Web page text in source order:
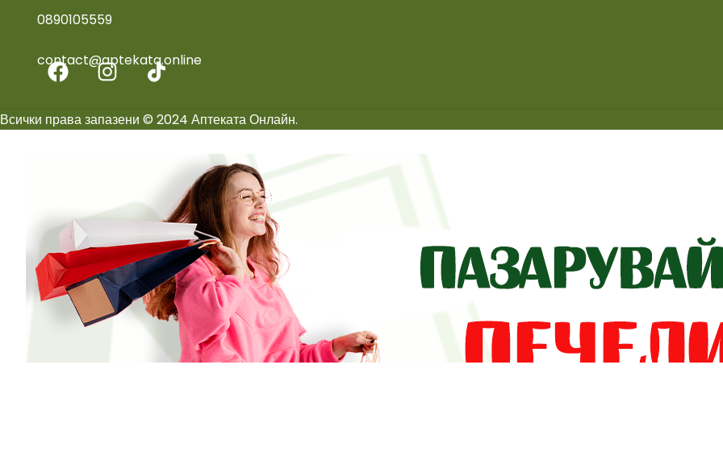
0890105559
contact@aptekata.online
Всички права запазени © 2024 Аптеката Онлайн.